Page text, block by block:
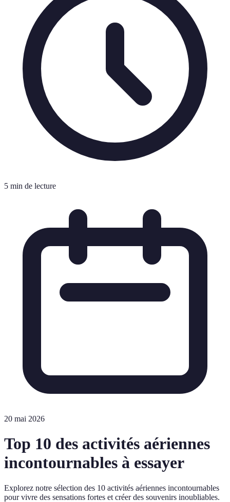
5 min de lecture
20 mai 2026
Top 10 des activités aériennes
incontournables à essayer
Explorez notre sélection des 10 activités aériennes incontournables
pour vivre des sensations fortes et créer des souvenirs inoubliables.